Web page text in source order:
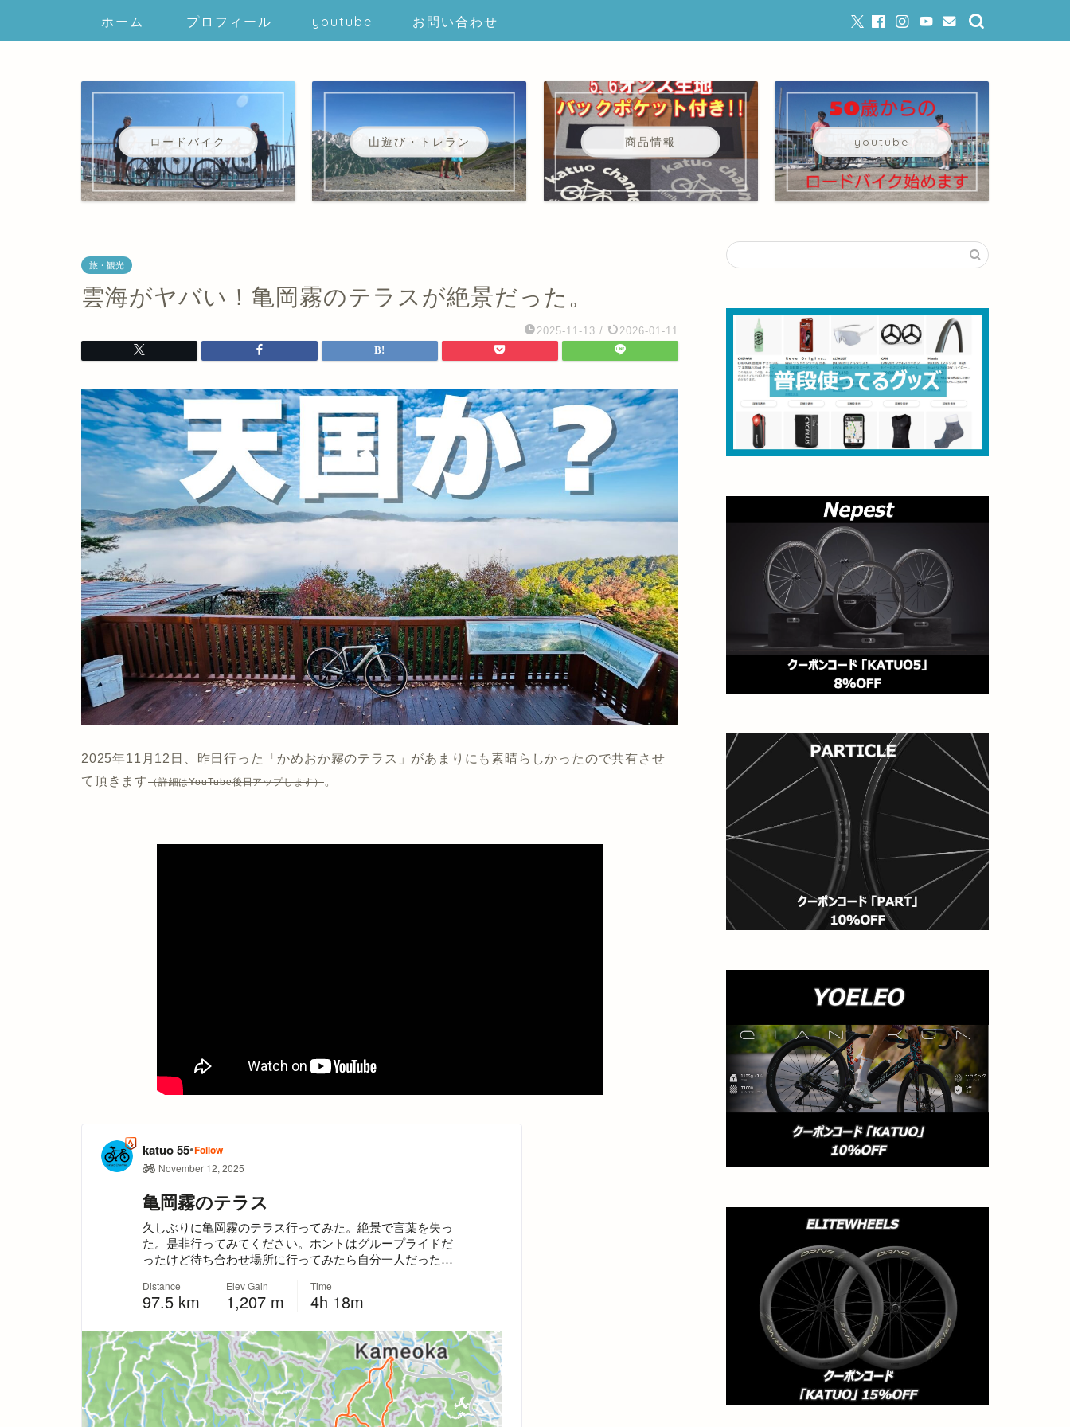
ホーム プロフィール youtube お問い合わせ
ロードバイク 山遊び・トレラン 商品情報 youtube
旅・観光
雲海がヤバい！亀岡霧のテラスが絶景だった。
2025-11-13 / 2026-01-11
2025年11月12日、昨日行った「かめおか霧のテラス」があまりにも素晴らしかったので共有させ
て頂きます（詳細はYouTube後日アップします）。